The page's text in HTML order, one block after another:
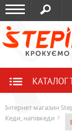
КАТАЛОГ
Інтернет магазин
Кеди, напівкеди